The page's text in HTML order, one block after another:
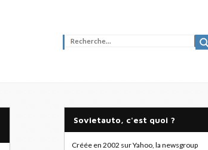
Sovietauto, c'est quoi ?
Créée en 2002 sur Yahoo, la newsgroup